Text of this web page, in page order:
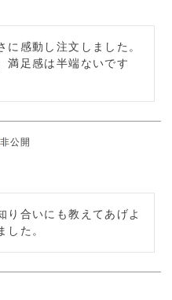
感動し注文しました。
満足感は半端ないです
非公開
り合いにも教えてあげよ